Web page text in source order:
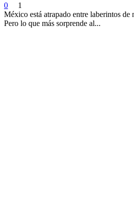
0
1
México está atrapado entre laberintos de
Pero lo que más sorprende al...